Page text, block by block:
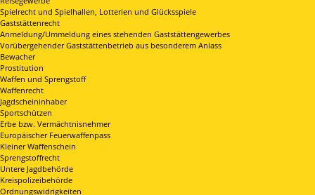
Spielrecht und Spielhallen, Lotterien und Glücksspiele
Gaststättenrecht
Anmeldung/Ummeldung eines stehenden Gaststättengewerbes
Vorübergehender Gaststättenbetrieb aus besonderem Anlass
Bewacher
Prostitution
Waffen und Sprengstoff
Waffenrecht
Jagdscheininhaber
Sportschützen
Erbe bzw. Vermächtnisnehmer
Europäischer Feuerwaffenpass
Kleiner Waffenschein
Sprengstoffrecht
Untere Jagdbehörde
Kreispolizeibehörde
Ordnungswidrigkeiten